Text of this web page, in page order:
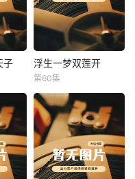
一球抛中真龙天子
子 浮生一梦双莲开
浮生一梦双莲开
第60集